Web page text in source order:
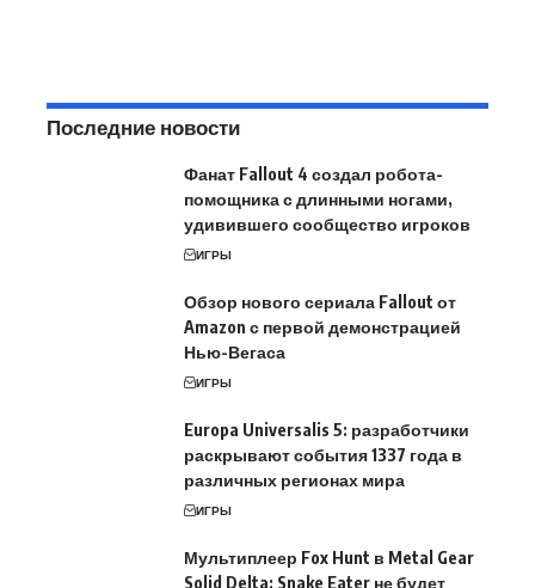
Последние новости
Фанат Fallout 4 создал робота-
помощника с длинными ногами,
удивившего сообщество игроков
ИГРЫ
Обзор нового сериала Fallout от
Amazon с первой демонстрацией
Нью-Вегаса
ИГРЫ
Europa Universalis 5: разработчики
раскрывают события 1337 года в
различных регионах мира
ИГРЫ
Мультиплеер Fox Hunt в Metal Gear
Solid Delta: Snake Eater не будет